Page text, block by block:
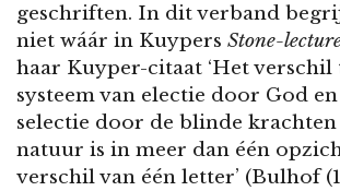
geschriften. In dit verband
niet wáár in Kuypers Stone-
haar Kuyper-citaat ‘Het verschil
systeem van electie door God
selectie door de blinde krachten
natuur is in meer dan één
verschil van één letter’